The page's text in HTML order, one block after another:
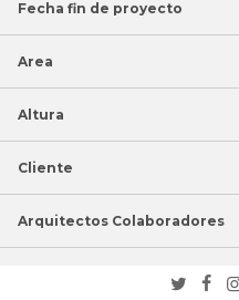
Fecha fin de proyecto
Area
Altura
Cliente
Arquitectos Colaboradores